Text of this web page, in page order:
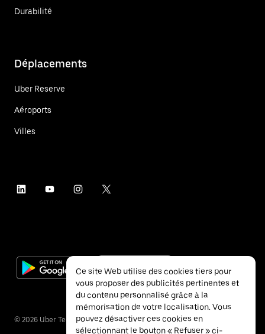
Durabilité
Déplacements
Uber Reserve
Aéroports
Villes
© 2026 Uber Technologies Inc.
Ce site Web utilise des cookies tiers pour
vous proposer des publicités pertinentes et
du contenu personnalisé grâce à la
mémorisation de votre localisation. Vous
pouvez désactiver ces cookies en
sélectionnant le bouton « Refuser » ci-